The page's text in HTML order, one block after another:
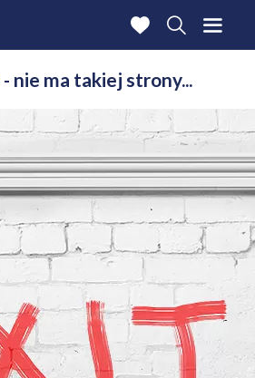
nie ma takiej strony...